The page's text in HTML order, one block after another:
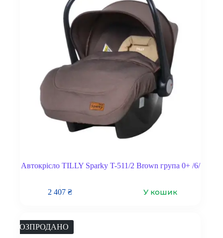
Автокрісло TILLY Sparky T-511/2 Brown група 0+ /6/
2 407₴ У кошик
РОЗПРОДАНО